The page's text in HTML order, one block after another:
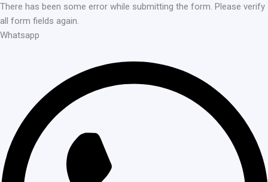
There has been some error while submitting the form. Please verify
all form fields again.
Whatsapp